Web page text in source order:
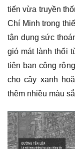
tiến vừa truyền
Chí Minh trong
tận dụng sức
gió mát lành thổi
tiên ban công
cho cây xanh
thêm nhiều màu